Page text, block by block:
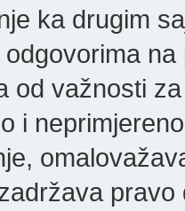
ka drugim
od važnosti
i